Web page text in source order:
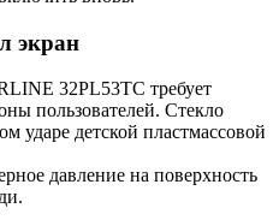
экран
32PL53TC требует
пользователей. Стекло
ударе детской пластмассовой
давление на поверхность